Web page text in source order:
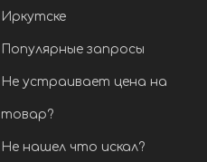
Иркутске
Популярные запросы
Не устраивает цена на
товар?
Не нашел что искал?